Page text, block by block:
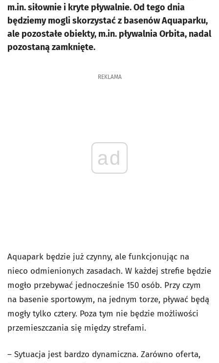
m.in. siłownie i kryte pływalnie. Od tego dnia
będziemy mogli skorzystać z basenów Aquaparku,
ale pozostałe obiekty, m.in. pływalnia Orbita, nadal
pozostaną zamknięte.
REKLAMA
ad
Aquapark będzie już czynny, ale funkcjonując na
nieco odmienionych zasadach. W każdej strefie będzie
mogło przebywać jednocześnie 150 osób. Przy czym
na basenie sportowym, na jednym torze, pływać będą
mogły tylko cztery. Poza tym nie będzie możliwości
przemieszczania się między strefami.
– Sytuacja jest bardzo dynamiczna. Zarówno oferta,